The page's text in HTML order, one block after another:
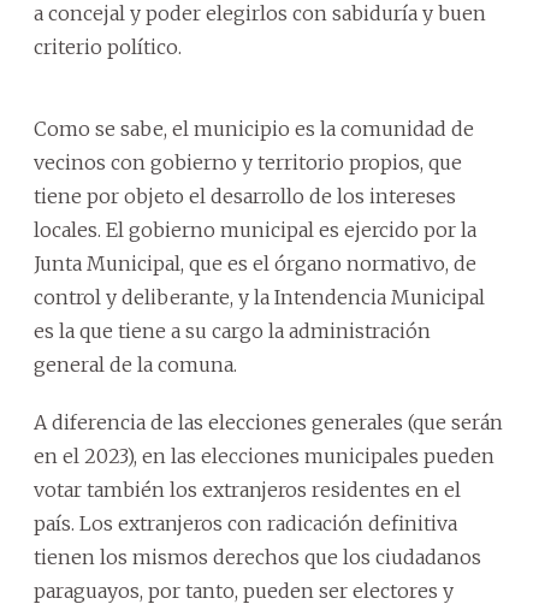
a concejal y poder elegirlos con sabiduría y buen
criterio político.
Como se sabe, el municipio es la comunidad de
vecinos con gobierno y territorio propios, que
tiene por objeto el desarrollo de los intereses
locales. El gobierno municipal es ejercido por la
Junta Municipal, que es el órgano normativo, de
control y deliberante, y la Intendencia Municipal
es la que tiene a su cargo la administración
general de la comuna.
A diferencia de las elecciones generales (que serán
en el 2023), en las elecciones municipales pueden
votar también los extranjeros residentes en el
país. Los extranjeros con radicación definitiva
tienen los mismos derechos que los ciudadanos
paraguayos, por tanto, pueden ser electores y